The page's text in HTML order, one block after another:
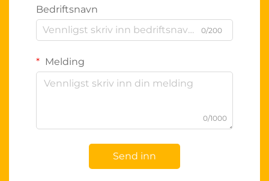
Bedriftsnavn
0/200
Melding
0/1000
Send inn